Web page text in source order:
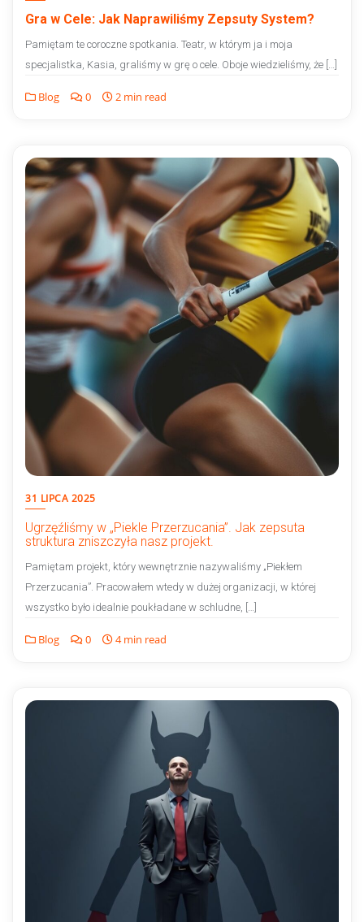
Gra w Cele: Jak Naprawiliśmy Zepsuty System?
Pamiętam te coroczne spotkania. Teatr, w którym ja i moja
specjalistka, Kasia, graliśmy w grę o cele. Oboje wiedzieliśmy, że […]
Blog 0 2 min read
31 LIPCA 2025
Ugrzęźliśmy w „Piekle Przerzucania”. Jak zepsuta
struktura zniszczyła nasz projekt.
Pamiętam projekt, który wewnętrznie nazywaliśmy „Piekłem
Przerzucania”. Pracowałem wtedy w dużej organizacji, w której
wszystko było idealnie poukładane w schludne, […]
Blog 0 4 min read